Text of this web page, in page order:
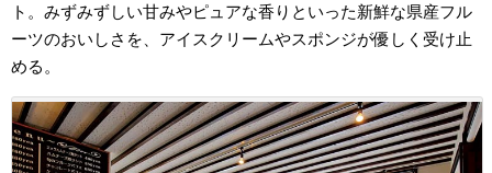
ト。みずみずしい甘みやピュアな香りといった新鮮な県産フル
ーツのおいしさを、アイスクリームやスポンジが優しく受け止
める。